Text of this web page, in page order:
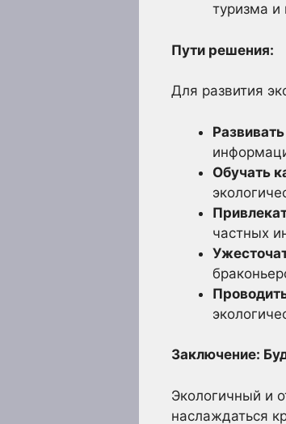
туризма и
Пути решения:
Для развития
Обучать
частных
Заключение:
Экологичный и
наслаждаться